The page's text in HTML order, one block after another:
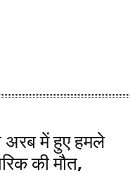
में हुए हमले
की मौत,